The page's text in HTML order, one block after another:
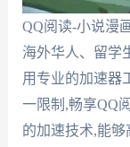
QQ阅读-小说漫
海外华人、留学
用专业的加速器
一限制,畅享QQ
的加速技术,能